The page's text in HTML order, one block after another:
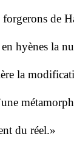
de
hyènes la
la
du réel.»